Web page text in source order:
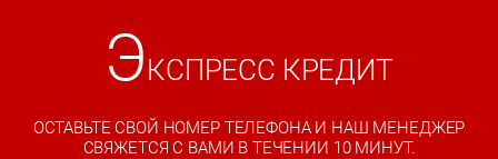
ЭКСПРЕСС КРЕДИТ
ОСТАВЬТЕ СВОЙ НОМЕР ТЕЛЕФОНА И НАШ МЕНЕДЖЕР
СВЯЖЕТСЯ С ВАМИ В ТЕЧЕНИИ 10 МИНУТ.